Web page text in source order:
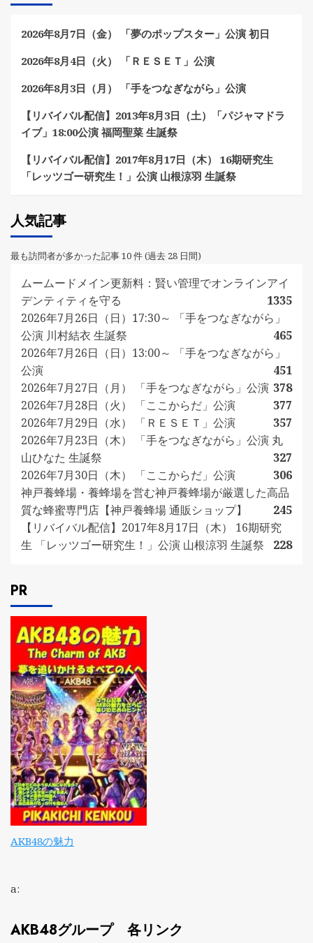
2026年8月7日（金） 「夢のポップスター」公演 初日
2026年8月4日（火） 「ＲＥＳＥＴ」公演
2026年8月3日（月） 「手をつなぎながら」公演
【リバイバル配信】2013年8月3日（土）「パジャマドラ
イブ」18:00公演 福岡聖菜 生誕祭
【リバイバル配信】2017年8月17日（木） 16期研究生
「レッツゴー研究生！」公演 山根涼羽 生誕祭
人気記事
最も訪問者が多かった記事 10 件 (過去 28 日間)
ムームードメイン更新料：賢い管理でオンラインアイ
デンティティを守る
1335
2026年7月26日（日）17:30～ 「手をつなぎながら」
公演 川村結衣 生誕祭
465
2026年7月26日（日）13:00～ 「手をつなぎながら」
公演
451
2026年7月27日（月） 「手をつなぎながら」公演 378
2026年7月28日（火） 「ここからだ」公演
377
2026年7月29日（水） 「ＲＥＳＥＴ」公演
357
2026年7月23日（木） 「手をつなぎながら」公演 丸
山ひなた 生誕祭
327
2026年7月30日（木） 「ここからだ」公演
306
神戸養蜂場・養蜂場を営む神戸養蜂場が厳選した高品
質な蜂蜜専門店【神戸養蜂場 通販ショップ】
245
【リバイバル配信】2017年8月17日（木） 16期研究
生 「レッツゴー研究生！」公演 山根涼羽 生誕祭
228
PR
AKB48の魅力
a:
AKB48グループ 各リンク